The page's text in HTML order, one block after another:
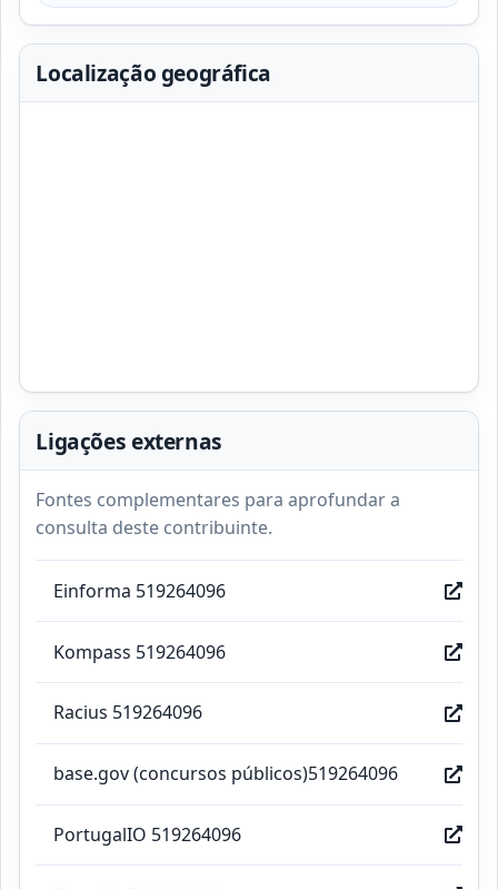
Localização geográfica
Ligações externas
Fontes complementares para aprofundar a
consulta deste contribuinte.
Einforma 519264096
Kompass 519264096
Racius 519264096
base.gov (concursos públicos)519264096
PortugalIO 519264096